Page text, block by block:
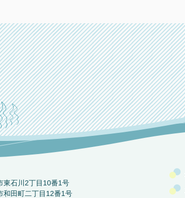
石川2丁目10番1号
田町二丁目12番1号